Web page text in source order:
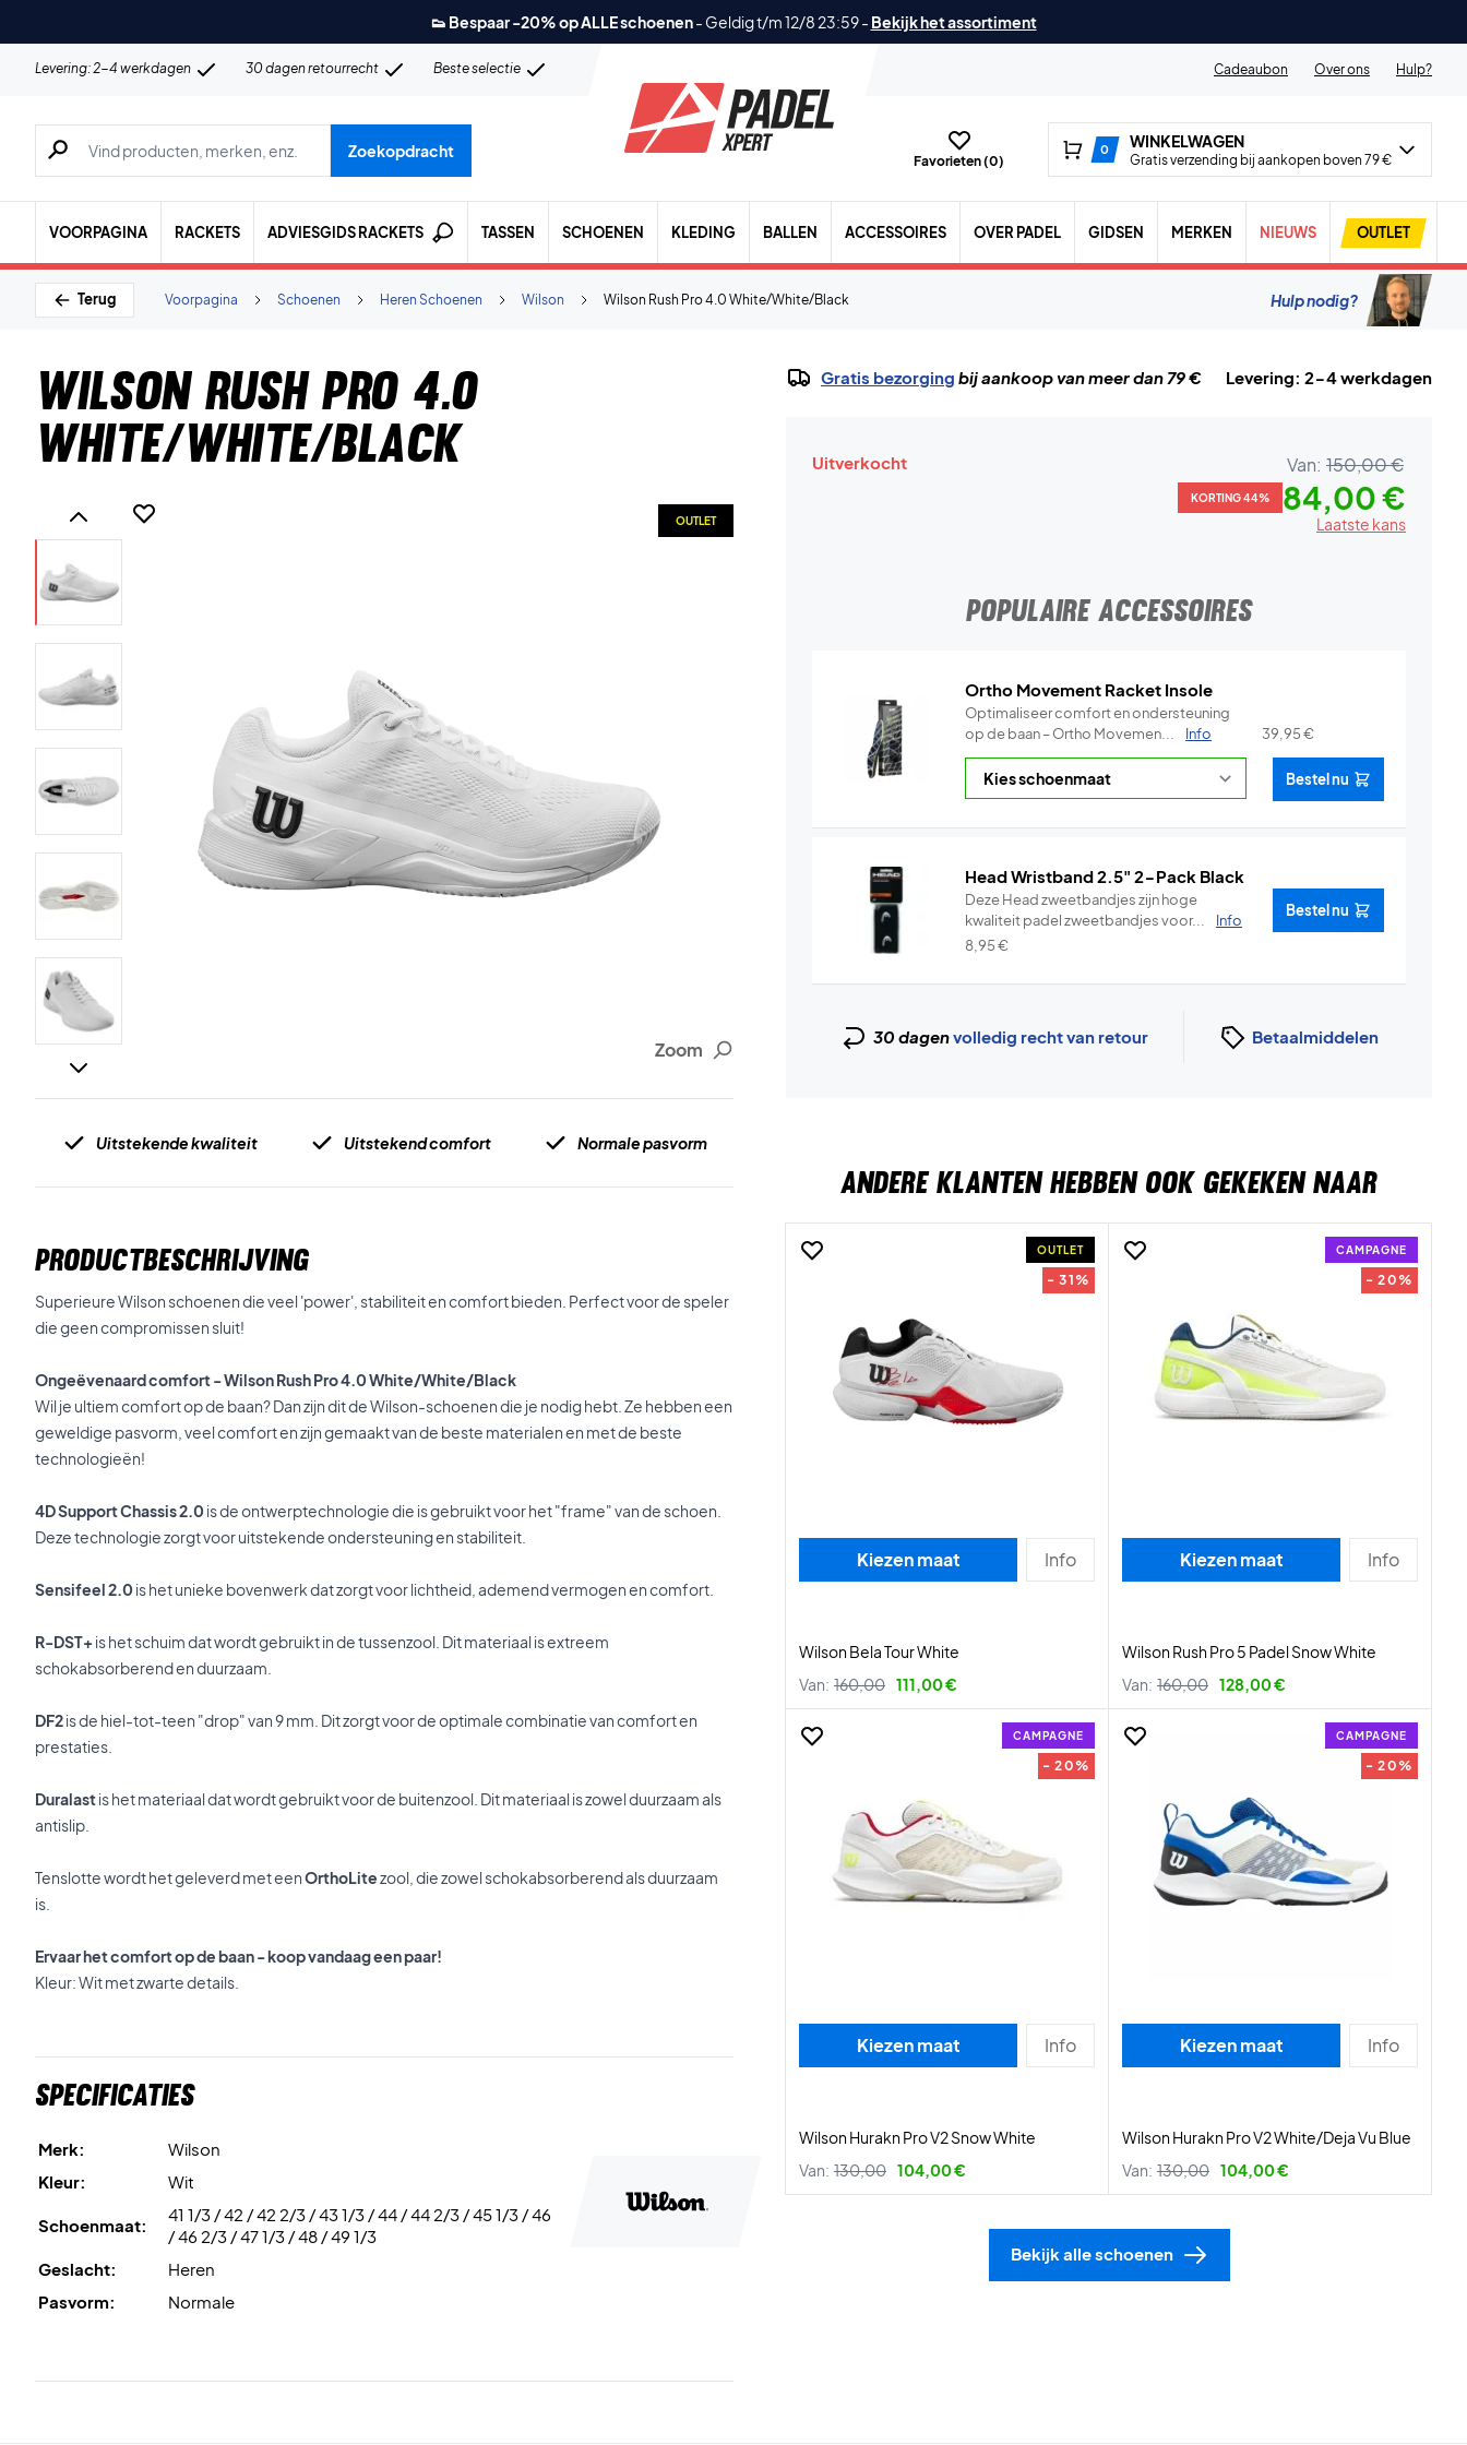
👟 Bespaar -20% op ALLE schoenen- Geldig t/m 12/8 23:59- Bekijk het assortiment
Levering: 2-4 werkdagen 30 dagen retourrecht Beste selectie Cadeaubon Over ons Hulp?
Zoeken naar producten, merken etc.
Zoekopdracht
Favorieten (0)
0 WINKELWAGEN
Gratis verzending bij aankopen boven 79 €
VOORPAGINA RACKETS ADVIESGIDS RACKETS TASSEN SCHOENEN KLEDING BALLEN ACCESSOIRES OVER PADEL GIDSEN MERKEN NIEUWS OUTLET
Terug Wilson Rush Pro 4.0 White/White/Black
Wilson
Heren Schoenen
Schoenen
Voorpagina Hulp nodig?
Wilson Rush Pro 4.0
White/White/Black
Zoom
OUTLET
Uitstekende kwaliteit Uitstekend comfort Normale pasvorm
PRODUCTBESCHRIJVING
Superieure Wilson schoenen die veel 'power', stabiliteit en comfort bieden. Perfect voor de speler
die geen compromissen sluit!
Ongeëvenaard comfort - Wilson Rush Pro 4.0 White/White/Black
Wil je ultiem comfort op de baan? Dan zijn dit de Wilson-schoenen die je nodig hebt. Ze hebben een
geweldige pasvorm, veel comfort en zijn gemaakt van de beste materialen en met de beste
technologieën!
4D Support Chassis 2.0is de ontwerptechnologie die is gebruikt voor het "frame" van de schoen.
Deze technologie zorgt voor uitstekende ondersteuning en stabiliteit.
Sensifeel 2.0is het unieke bovenwerk dat zorgt voor lichtheid, ademend vermogen en comfort.
R-DST+is het schuim dat wordt gebruikt in de tussenzool. Dit materiaal is extreem
schokabsorberend en duurzaam.
DF2is de hiel-tot-teen "drop" van 9 mm. Dit zorgt voor de optimale combinatie van comfort en
prestaties.
Duralastis het materiaal dat wordt gebruikt voor de buitenzool. Dit materiaal is zowel duurzaam als
antislip.
Tenslotte wordt het geleverd met eenOrthoLitezool, die zowel schokabsorberend als duurzaam
is.
Ervaar het comfort op de baan - koop vandaag een paar!
Kleur: Wit met zwarte details.
Specificaties
Merk:
Wilson
Kleur:
Wit
Schoenmaat:
41 1/3 / 42 / 42 2/3 / 43 1/3 / 44 / 44 2/3 / 45 1/3 / 46
/ 46 2/3 / 47 1/3 / 48 / 49 1/3
Geslacht:
Heren
Pasvorm:
Normale
Gratis bezorging bij aankoop van meer dan 79 € Levering: 2-4 werkdagen
Uitverkocht Van: 150,00 €
KORTING 44% 84,00 €
Laatste kans
POPULAIRE ACCESSOIRES
Ortho Movement Racket Insole
Optimaliseer comfort en ondersteuning
op de baan – Ortho Movemen...
Info 39,95€
Bestel nu
Head Wristband 2.5" 2-Pack Black
Deze Head zweetbandjes zijn hoge
kwaliteit padel zweetbandjes voor...
Info
8,95€
Bestel nu
30 dagenvolledig recht van retour Betaalmiddelen
ANDERE KLANTEN HEBBEN OOK GEKEKEN NAAR
OUTLET
- 31%
Kiezen maat Info
Wilson Bela Tour White
Van: 160,00 111,00 €
CAMPAGNE
- 20%
Kiezen maat Info
Wilson Rush Pro 5 Padel Snow White
Van: 160,00 128,00 €
CAMPAGNE
- 20%
Kiezen maat Info
Wilson Hurakn Pro V2 Snow White
Van: 130,00 104,00 €
CAMPAGNE
- 20%
Kiezen maat Info
Wilson Hurakn Pro V2 White/Deja Vu Blue
Van: 130,00 104,00 €
Bekijk alle schoenen